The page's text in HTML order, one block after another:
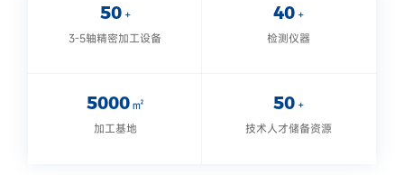
50 +
3-5轴精密加工设备
40 +
检测仪器
5000㎡
加工基地
50 +
技术人才储备资源